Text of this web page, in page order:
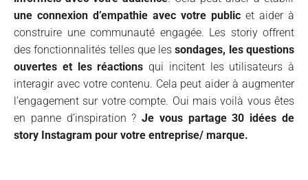
une connexion d’empathie avec votre public et aider à
construire une communauté engagée. Les storiy offrent
des fonctionnalités telles que lessondages, les questions
ouvertes et les réactions qui incitent les utilisateurs à
interagir avec votre contenu. Cela peut aider à augmenter
l’engagement sur votre compte. Oui mais voilà vous êtes
en panne d’inspiration ?Je vous partage 30 idées de
story Instagram pour votre entreprise/ marque.